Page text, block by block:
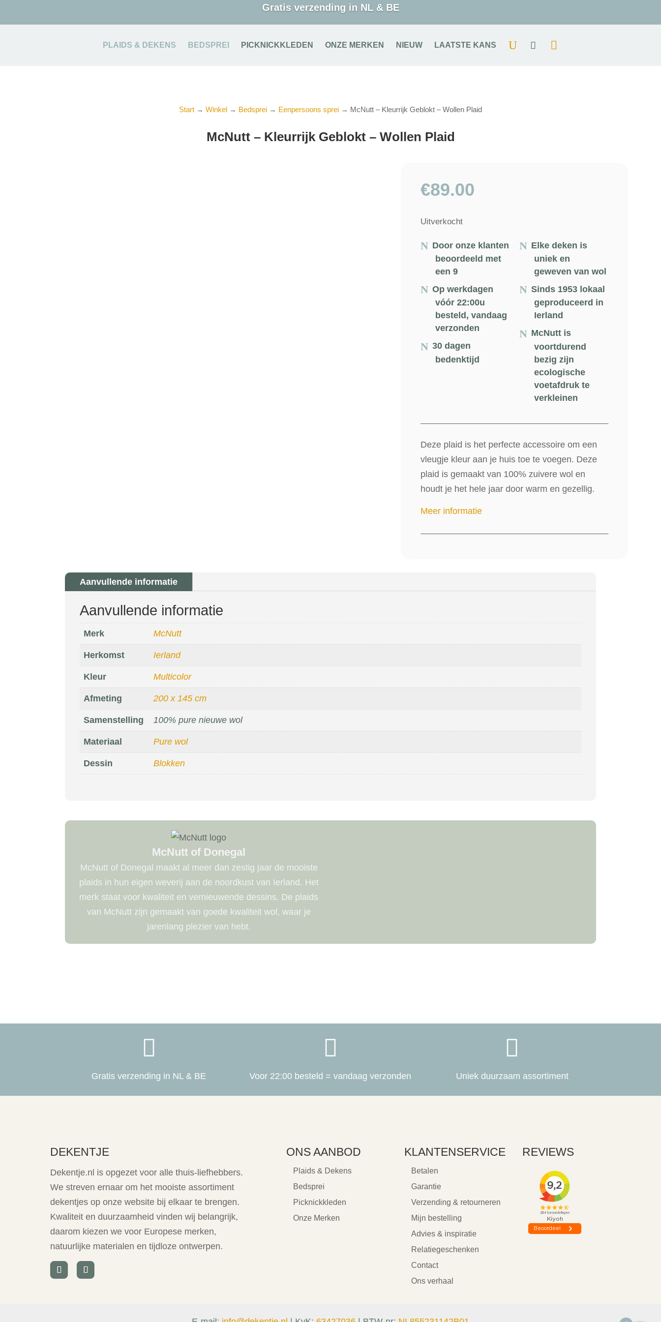
Gratis verzending in NL & BE
PLAIDS & DEKENS BEDSPREI PICKNICKKLEDEN ONZE MERKEN NIEUW LAATSTE KANS
Start → Winkel → Bedsprei → Eenpersoons sprei → McNutt – Kleurrijk Geblokt – Wollen Plaid
McNutt – Kleurrijk Geblokt – Wollen Plaid
€89.00
Uitverkocht
Door onze klanten
beoordeeld met
een 9
Op werkdagen
vóór 22:00u
besteld, vandaag
verzonden
30 dagen
bedenktijd
Elke deken is
uniek en
geweven van wol
Sinds 1953 lokaal
geproduceerd in
Ierland
McNutt is
voortdurend
bezig zijn
ecologische
voetafdruk te
verkleinen
Deze plaid is het perfecte accessoire om een
vleugje kleur aan je huis toe te voegen. Deze
plaid is gemaakt van 100% zuivere wol en
houdt je het hele jaar door warm en gezellig.
Meer informatie
Aanvullende informatie
Aanvullende informatie
Merk McNutt
Herkomst Ierland
Kleur Multicolor
Afmeting 200 x 145 cm
Samenstelling 100% pure nieuwe wol
Materiaal Pure wol
Dessin Blokken
McNutt of Donegal
McNutt of Donegal maakt al meer dan zestig jaar de mooiste
plaids in hun eigen weverij aan de noordkust van Ierland. Het
merk staat voor kwaliteit en vernieuwende dessins. De plaids
van McNutt zijn gemaakt van goede kwaliteit wol, waar je
jarenlang plezier van hebt.

Gratis verzending in NL & BE

Voor 22:00 besteld = vandaag verzonden

Uniek duurzaam assortiment
DEKENTJE
Dekentje.nl is opgezet voor alle thuis-liefhebbers.
We streven ernaar om het mooiste assortiment
dekentjes op onze website bij elkaar te brengen.
Kwaliteit en duurzaamheid vinden wij belangrijk,
daarom kiezen we voor Europese merken,
natuurlijke materialen en tijdloze ontwerpen.
ONS AANBOD
Plaids & Dekens
Bedsprei
Picknickkleden
Onze Merken
KLANTENSERVICE
Betalen
Garantie
Verzending & retourneren
Mijn bestelling
Advies & inspiratie
Relatiegeschenken
Contact
Ons verhaal
REVIEWS